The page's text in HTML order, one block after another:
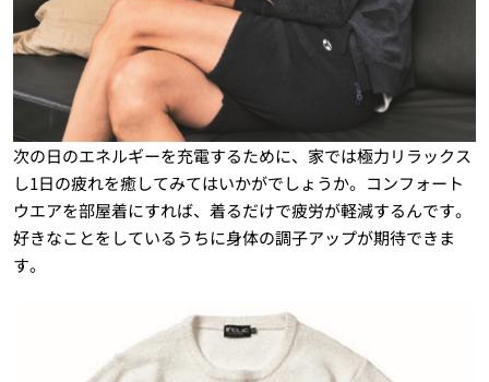
次の日のエネルギーを充電するために、家では極力リラックス
し1日の疲れを癒してみてはいかがでしょうか。コンフォート
ウエアを部屋着にすれば、着るだけで疲労が軽減するんです。
好きなことをしているうちに身体の調子アップが期待できま
す。